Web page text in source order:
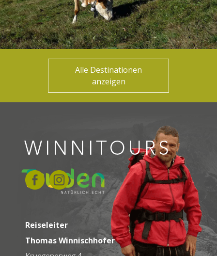
Alle Destinationen
anzeigen
Reiseleiter
Thomas Winnischhofer